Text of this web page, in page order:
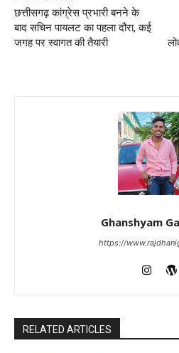
छत्तीसगढ़ कांग्रेस प्रभारी बनने के
बाद सचिन पायलट का पहला दौरा, कई
जगह पर स्वागत की तैयारी
Ghanshyam
https://
RELATED ARTICLES